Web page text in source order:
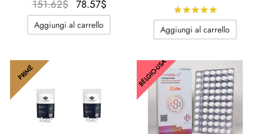
151.62$ Il prezzo
originale
era:
78.57$
prezzo
78.57$.
Aggiungi al carrello
prezzo
originale
era:
attuale
Aggiungi al carrello
PRIME BELGIO-USA